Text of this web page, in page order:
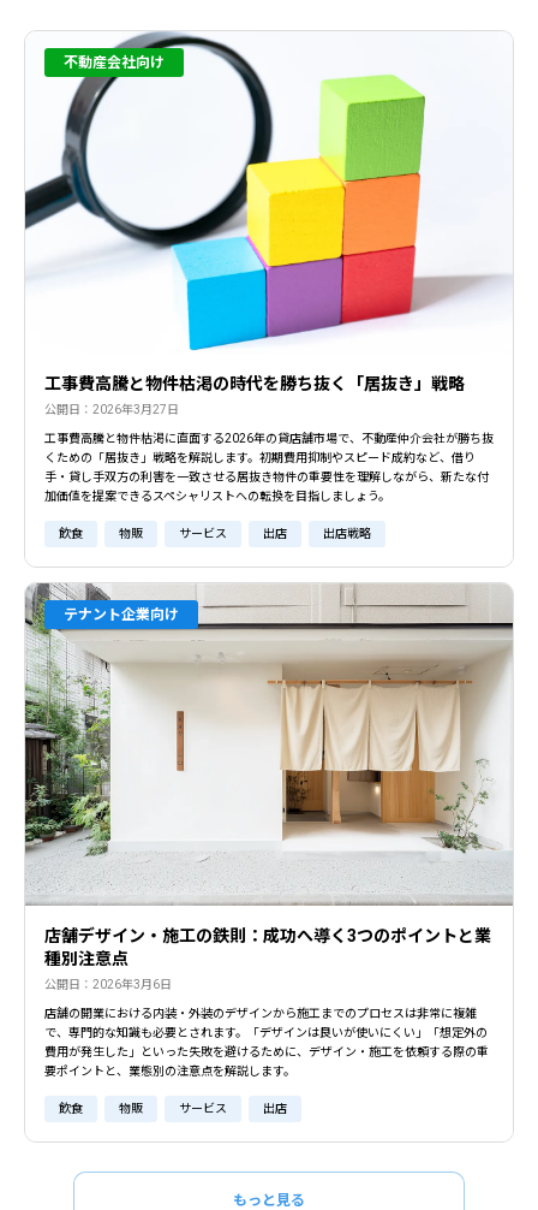
工事費高騰と物件枯渇の時代を勝ち抜く「居抜き」戦略
公開日：2026年3月27日
工事費高騰と物件枯渇に直面する2026年の貸店舗市場で、不動産仲介会社が勝ち抜
くための「居抜き」戦略を解説します。初期費用抑制やスピード成約など、借り
手・貸し手双方の利害を一致させる居抜き物件の重要性を理解しながら、新たな付
加価値を提案できるスペシャリストへの転換を目指しましょう。
飲食 物販 サービス 出店 出店戦略
不動産会社向け
店舗デザイン・施工の鉄則：成功へ導く3つのポイントと業
種別注意点
公開日：2026年3月6日
店舗の開業における内装・外装のデザインから施工までのプロセスは非常に複雑
で、専門的な知識も必要とされます。「デザインは良いが使いにくい」「想定外の
費用が発生した」といった失敗を避けるために、デザイン・施工を依頼する際の重
要ポイントと、業態別の注意点を解説します。
飲食 物販 サービス 出店
テナント企業向け
もっと見る